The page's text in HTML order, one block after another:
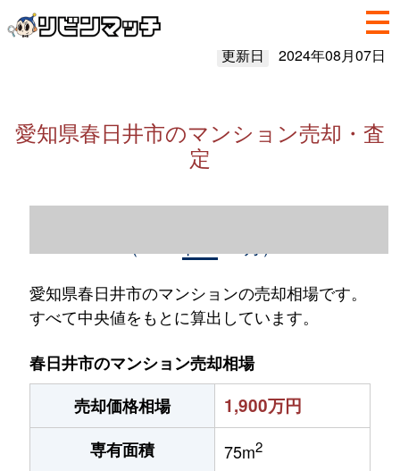
更新日 2024年08月07日
愛知県春日井市のマンション売却・査
定
愛知県春日井市のマンションの売却相場です。
すべて中央値をもとに算出しています。
春日井市のマンション売却相場
売却価格相場
1,900万円
専有面積 75m2